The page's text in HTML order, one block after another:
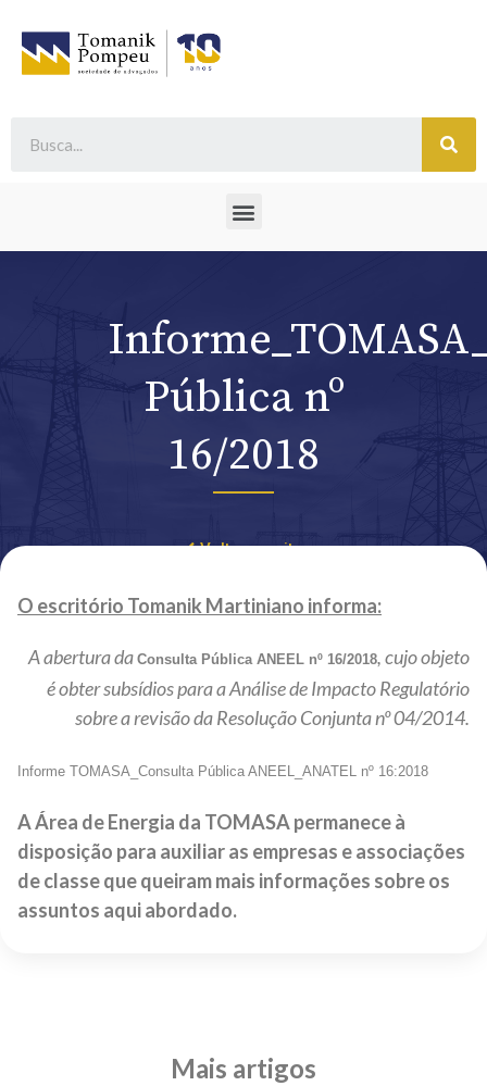
Pública nº
16/2018
Voltar ao site
O escritório Tomanik Martiniano informa:
A abertura da Consulta Pública ANEEL nº 16/2018, cujo objeto
é obter subsídios para a Análise de Impacto Regulatório
sobre a revisão da Resolução Conjunta nº 04/2014.
Informe TOMASA_Consulta Pública ANEEL_ANATEL nº 16:2018
A Área de Energia da TOMASA permanece à
disposição para auxiliar as empresas e associações
de classe que queiram mais informações sobre os
assuntos aqui abordado.
Mais artigos